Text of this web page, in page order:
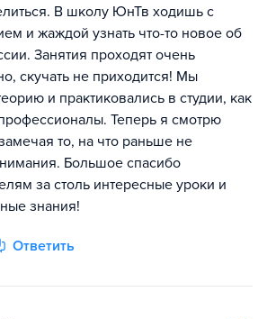
В школу ЮнТв ходишь с
и жаждой узнать что-то новое об
Занятия проходят очень
скучать не приходится! Мы
и практиковались в студии, как
Теперь я смотрю
то, на что раньше не
Большое спасибо
за столь интересные уроки и
знания!
Ответить